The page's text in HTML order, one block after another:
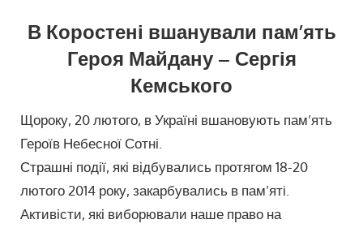
В Коростені вшанували пам’ять
Героя Майдану – Сергія
Кемського
Щороку, 20 лютого, в Україні вшановують пам’ять
Героїв Небесної Сотні.
Страшні події, які відбувались протягом 18-20
лютого 2014 року, закарбувались в пам’яті.
Активісти, які виборювали наше право на